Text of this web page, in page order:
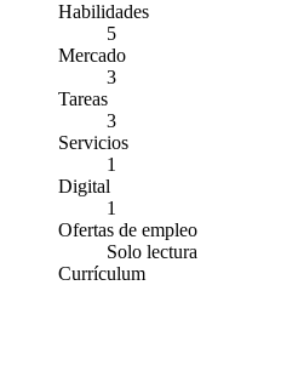
Habilidades
5
Mercado
3
Tareas
3
Servicios
1
Digital
1
Ofertas de empleo
Solo lectura
Currículum